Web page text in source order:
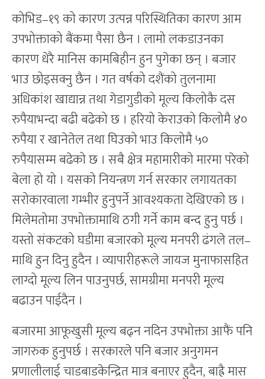
कोभिड–१९ को कारण उत्पन्न परिस्थितिका कारण आम
उपभोक्ताको बैंकमा पैसा छैन । लामो लकडाउनका
कारण धेरै मानिस कामबिहीन हुन पुगेका छन् । बजार
भाउ छोइसक्नु छैन । गत वर्षको दशैंको तुलनामा
अधिकांश खाद्यान्न तथा गेडागुडीको मूल्य किलोकै दस
रुपैयाभन्दा बढी बढेको छ । हरियो केराउको किलोमै ४०
रुपैया र खानेतेल तथा घिउको भाउ किलोमै ५०
रुपैयासम्म बढेको छ । सबै क्षेत्र महामारीको मारमा परेको
बेला हो यो । यसको नियन्त्रण गर्न सरकार लगायतका
सरोकारवाला गम्भीर हुनुपर्ने आवश्यकता देखिएको छ ।
मिलेमतोमा उपभोक्तामाथि ठगी गर्ने काम बन्द हुनु पर्छ ।
यस्तो संकटको घडीमा बजारको मूल्य मनपरी ढंगले तल–
माथि हुन दिनु हुदैन । व्यापारीहरूले जायज मुनाफासहित
लाग्दो मूल्य लिन पाउनुपर्छ, सामग्रीमा मनपरी मूल्य
बढाउन पाईदैन ।
बजारमा आफूखुसी मूल्य बढ्न नदिन उपभोक्ता आफैं पनि
जागरुक हुनुपर्छ । सरकारले पनि बजार अनुगमन
प्रणालीलाई चाडबाडकेन्द्रित मात्र बनाएर हुदैन, बाह्रै मास